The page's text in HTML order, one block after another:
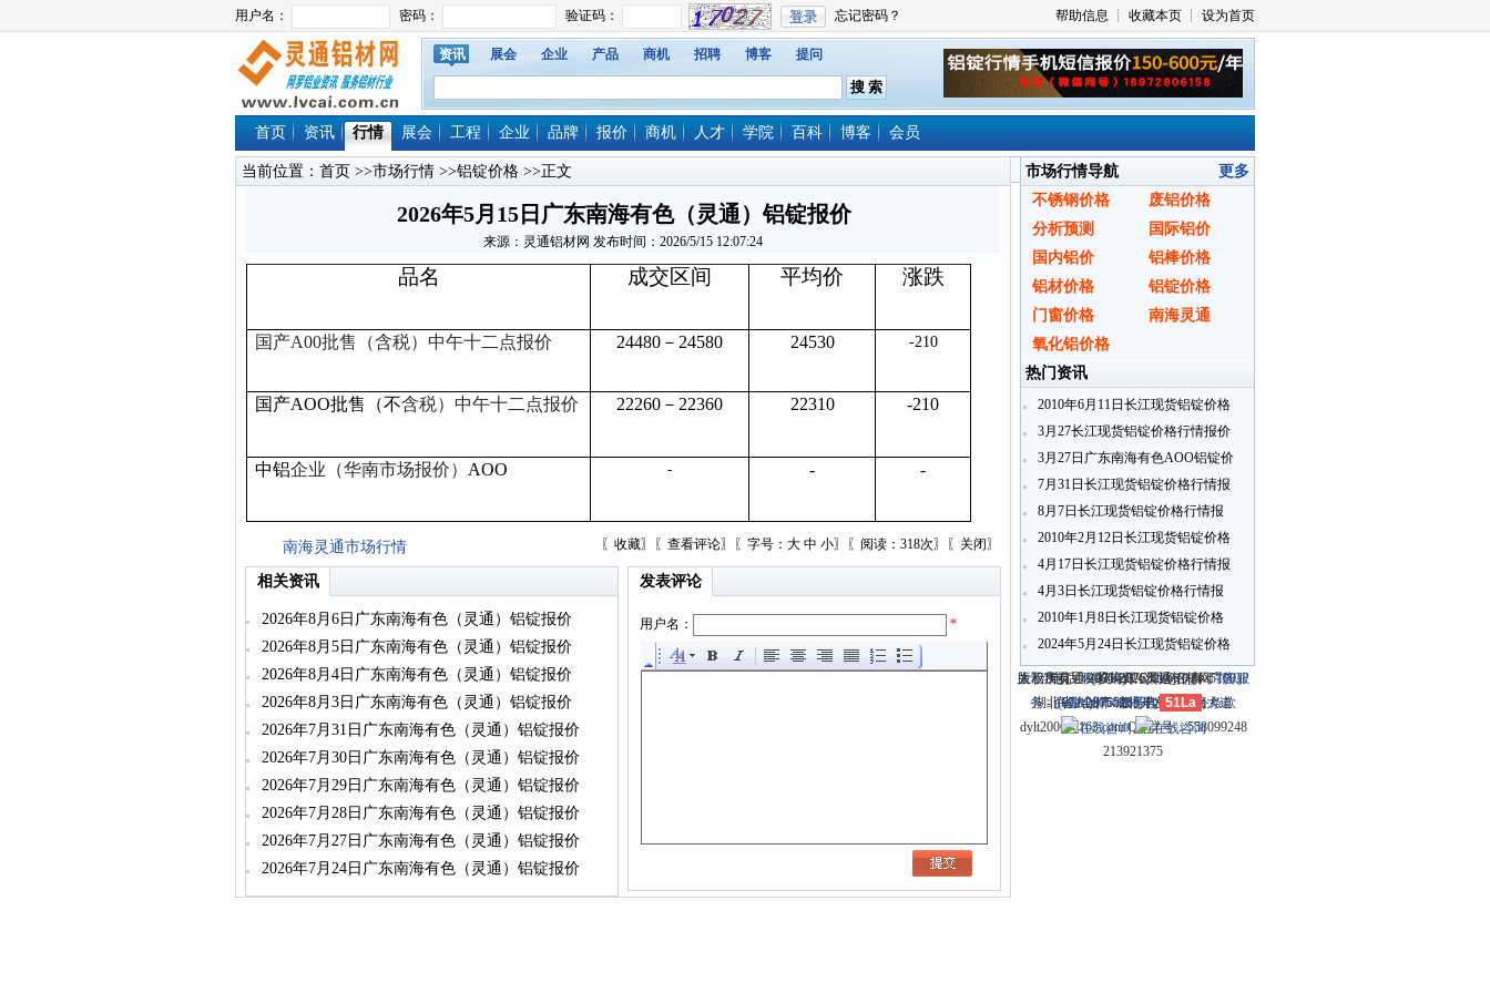
资讯 展会 企业 产品 商机 招聘 博客 提问
首页 资讯 行情 展会 工程 企业 品牌 报价 商机 人才 学院 百科 博客 会员
当前位置： 首页 >>市场行情 >>铝锭价格 >>正文
2026年5月15日广东南海有色（灵通）铝锭报价
来源：灵通铝材网 发布时间：2026/5/15 12:07:24
品名 成交区间 平均价 涨跌
国产A00批售（含税）中午十二点报价 24480－24580 24530 -210
国产AOO批售（不含税）中午十二点报价 22260－22360 22310 -210
中铝企业（华南市场报价） AOO - - -
南海灵通市场行情 〖 收藏〗〖 查看评论〗〖字号： 大 中 小〗〖阅读：318次〗〖 关闭〗
相关资讯
2026年8月6日广东南海有色（灵通）铝锭报价
2026年8月5日广东南海有色（灵通）铝锭报价
2026年8月4日广东南海有色（灵通）铝锭报价
2026年8月3日广东南海有色（灵通）铝锭报价
2026年7月31日广东南海有色（灵通）铝锭报价
2026年7月30日广东南海有色（灵通）铝锭报价
2026年7月29日广东南海有色（灵通）铝锭报价
2026年7月28日广东南海有色（灵通）铝锭报价
2026年7月27日广东南海有色（灵通）铝锭报价
2026年7月24日广东南海有色（灵通）铝锭报价
发表评论
用户名： *
市场行情导航
更多
不锈钢价格
废铝价格
分析预测
国际铝价
国内铝价
铝棒价格
铝材价格
铝锭价格
门窗价格
南海灵通
氧化铝价格
热门资讯
2010年6月11日长江现货铝锭价格
行情报价
3月27长江现货铝锭价格行情报价
3月27日广东南海有色AOO铝锭价
7月31日长江现货铝锭价格行情报
8月7日长江现货铝锭价格行情报
2010年2月12日长江现货铝锭价格
行情报价
4月17日长江现货铝锭价格行情报
4月3日长江现货铝锭价格行情报
2010年1月8日长江现货铝锭价格
行情报价
2024年5月24日长江现货铝锭价格
行情报价
关于我们-联系我们-本站招聘-广告服
务- 商业合作-服务内容-服务条款
电话：(0714)8765286 传真：
(0714)8765285 电子邮件：
dylt2006@163.com QQ群号：558099248
213921375
大冶市灵通科技有限公司 @ （435100）
湖北省大冶市城北开发区新冶大道
版权所有 © 2006-2026灵通铝材网鄂ICP
备12005698号-1
51La